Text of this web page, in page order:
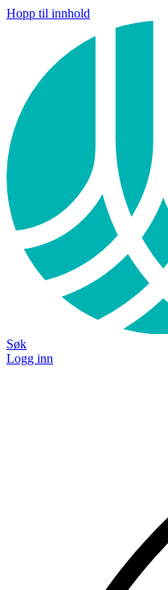
Hopp til innhold
Søk
Logg inn